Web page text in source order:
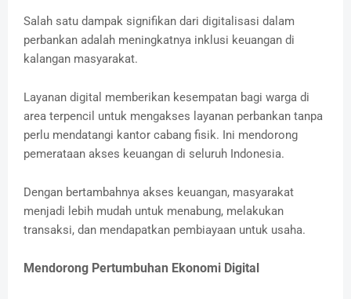
Salah satu dampak signifikan dari digitalisasi dalam
perbankan adalah meningkatnya inklusi keuangan di
kalangan masyarakat.
Layanan digital memberikan kesempatan bagi warga di
area terpencil untuk mengakses layanan perbankan tanpa
perlu mendatangi kantor cabang fisik. Ini mendorong
pemerataan akses keuangan di seluruh Indonesia.
Dengan bertambahnya akses keuangan, masyarakat
menjadi lebih mudah untuk menabung, melakukan
transaksi, dan mendapatkan pembiayaan untuk usaha.
Mendorong Pertumbuhan Ekonomi Digital